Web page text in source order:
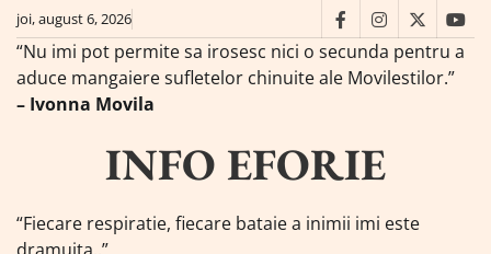
Skip
content
joi, august 6, 2026 facebookinstagram
twitter
“Nu imi pot permite sa irosesc nici o secunda pentru a
aduce mangaiere sufletelor chinuite ale Movilestilor.”
– Ivonna Movila
INFO EFORIE
“Fiecare respiratie, fiecare bataie a inimii imi este